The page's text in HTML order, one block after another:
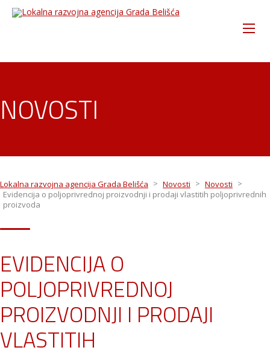
NOVOSTI
Lokalna razvojna agencija Grada Belišća > Novosti > Novosti >
Evidencija o poljoprivrednoj proizvodnji i prodaji vlastitih poljoprivrednih
proizvoda
EVIDENCIJA O
POLJOPRIVREDNOJ
PROIZVODNJI I PRODAJI
VLASTITIH